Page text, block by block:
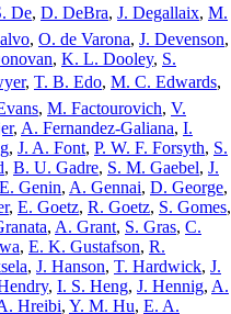
De, D. DeBra, J. Degallaix, M.
, O. de Varona, J. Devenson,
, K. L. Dooley, S.
, T. B. Edo, M. C. Edwards,
, M. Factourovich, V.
, A. Fernandez-Galiana, I.
, J. A. Font, P. W. F. Forsyth, S.
, B. U. Gadre, S. M. Gaebel, J.
E. Genin, A. Gennai, D. George,
, E. Goetz, R. Goetz, S. Gomes,
, A. Grant, S. Gras, C.
, E. K. Gustafson, R.
, J. Hanson, T. Hardwick, J.
, I. S. Heng, J. Hennig, A.
Hreibi, Y. M. Hu, E. A.